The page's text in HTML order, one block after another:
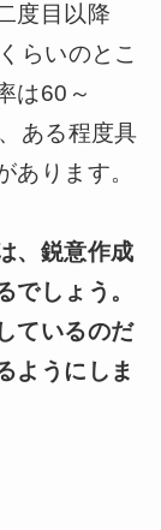
度目以降
らいのとこ
は60～
ある程度具
あります。
、鋭意作成
でしょう。
ているのだ
ようにしま